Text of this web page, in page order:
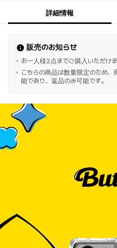
詳細情報
販売のお知らせ
お一人様2点までご購入いただけま
こちらの商品は数量限定のため
能であり、返品のみ可能です。